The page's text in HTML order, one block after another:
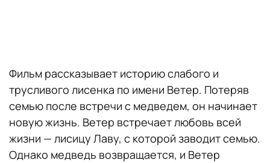
Фильм рассказывает историю слабого и
трусливого лисенка по имени Ветер. Потеряв
семью после встречи с медведем, он начинает
новую жизнь. Ветер встречает любовь всей
жизни — лисицу Лаву, с которой заводит семью.
Однако медведь возвращается, и Ветер